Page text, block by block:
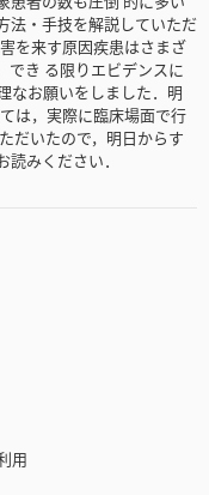
法・手技を解説していただ
を来す原因疾患はさまざ
でき る限りエビデンスに
なお願いをしました．明
は，実際に臨床場面で行
だいたので，明日からす
みください．
用